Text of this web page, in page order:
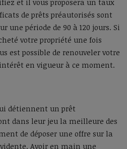
et il vous proposera un taux
de prêts préautorisés sont
une période de 90 à 120 jours. Si
votre propriété une fois
est possible de renouveler votre
en vigueur à ce moment.
détiennent un prêt
dans leur jeu la meilleure des
de déposer une offre sur la
Avoir en main une